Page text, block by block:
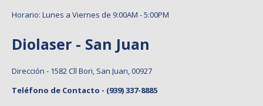
Horario: Lunes a Viernes de 9:00AM - 5:00PM
Diolaser - San Juan
Dirección - 1582 Cll Bori, San Juan, 00927
Teléfono de Contacto - (939) 337-8885